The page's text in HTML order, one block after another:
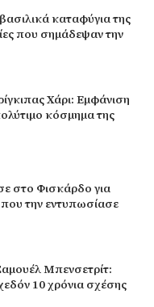
καταφύγια της
που σημάδεψαν την
Χάρι: Εμφάνιση
κόσμημα της
στο Φισκάρδο για
την εντυπωσίασε
Μπενσετρίτ:
10 χρόνια σχέσης